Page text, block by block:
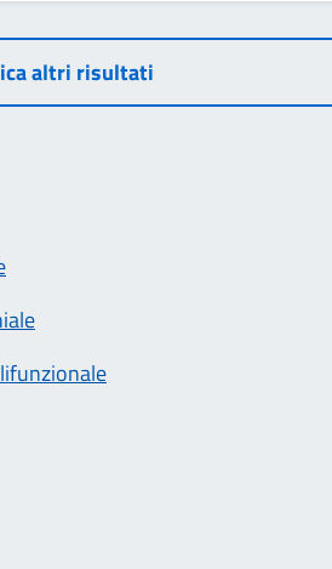
altri risultati